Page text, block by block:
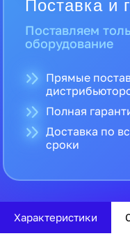
Поставка и
Поставляем
оборудование
Прямые
Полная
Доставка по
сроки
Характеристики